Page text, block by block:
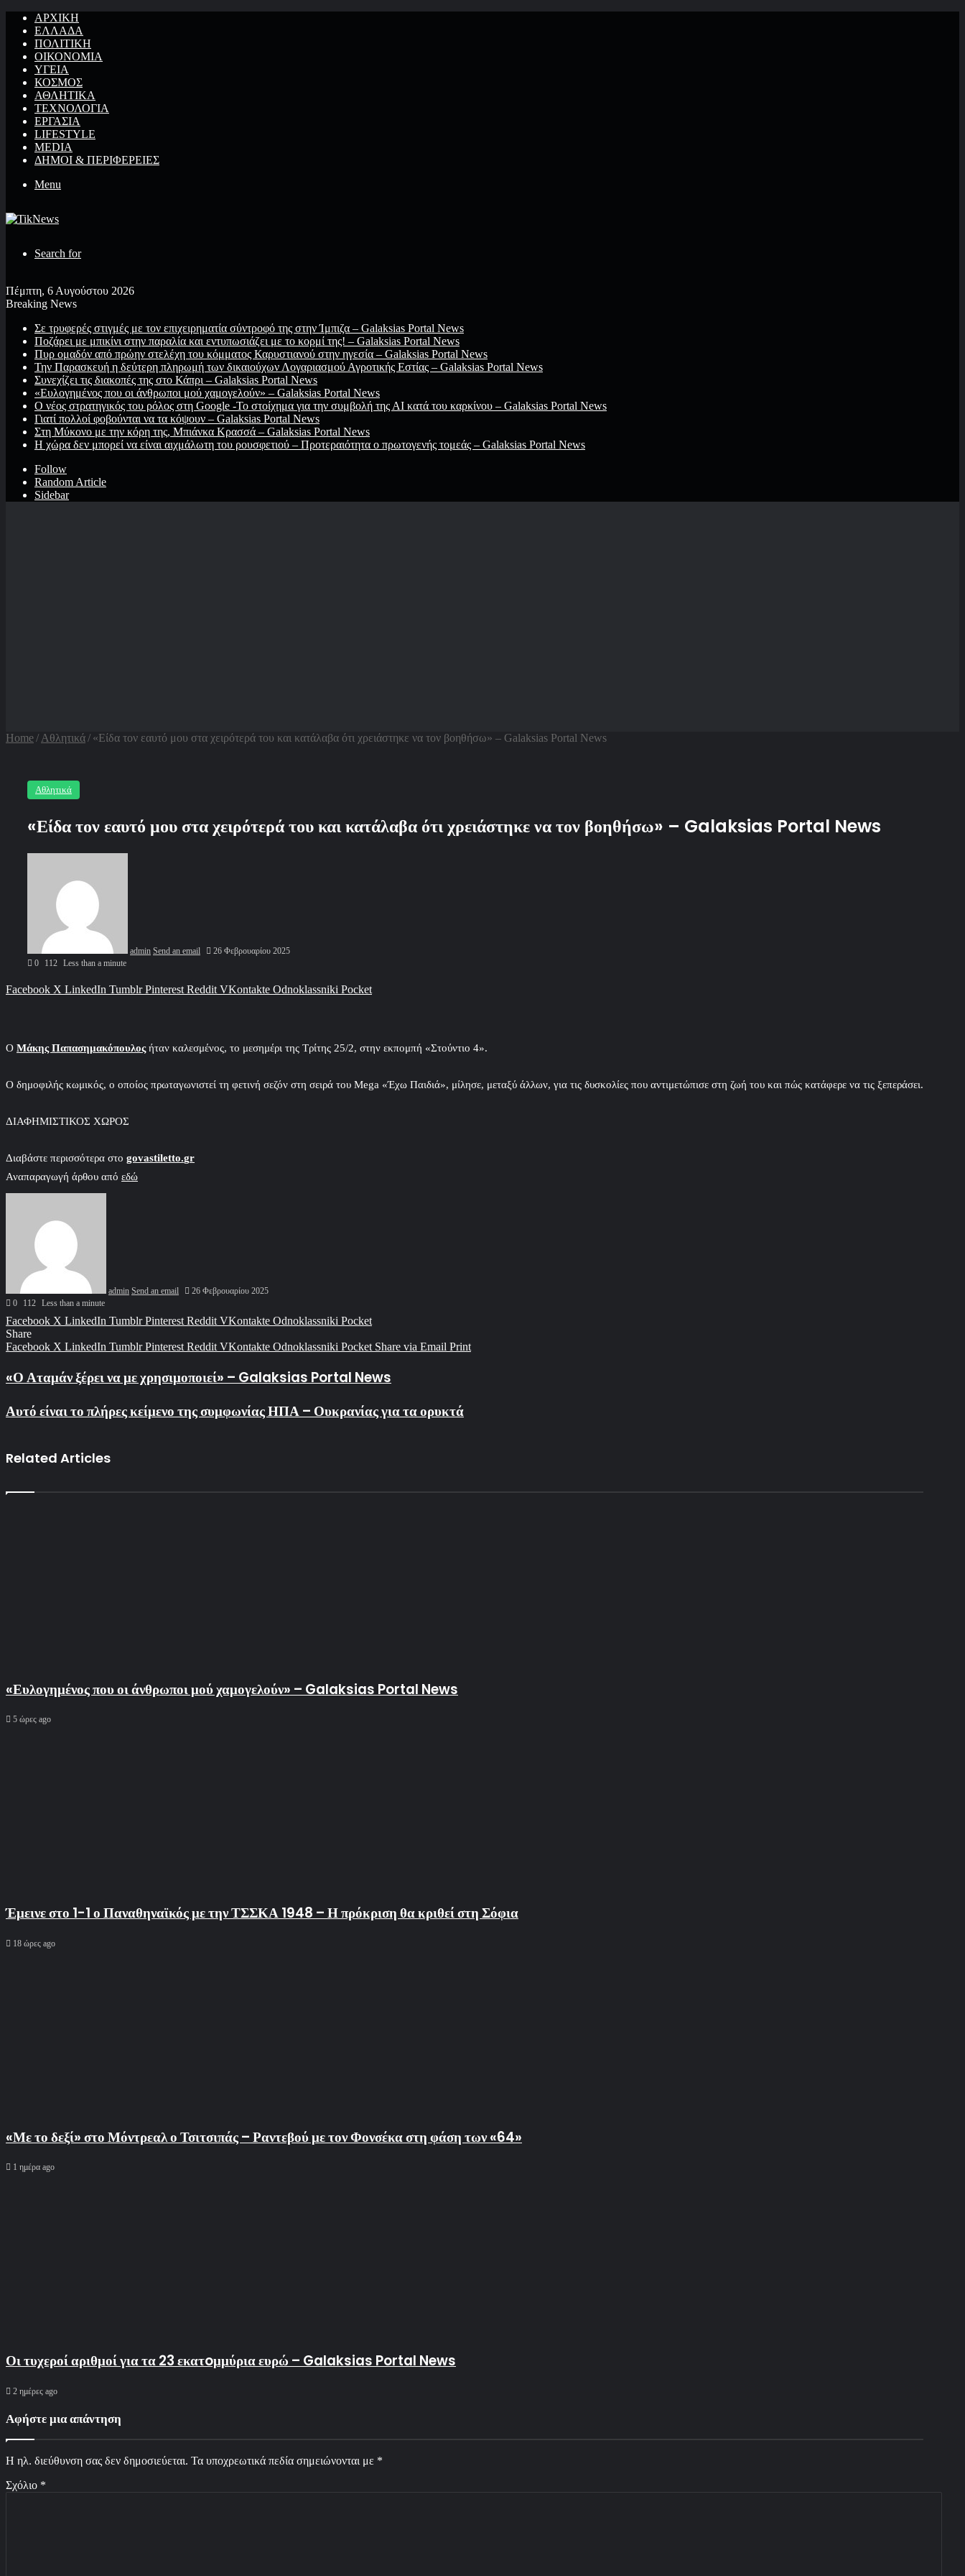
ΑΡΧΙΚΉ
ΕΛΛΆΔΑ
ΠΟΛΙΤΙΚΉ
ΟΙΚΟΝΟΜΊΑ
ΥΓΕΊΑ
ΚΌΣΜΟΣ
ΑΘΛΗΤΙΚΆ
ΤΕΧΝΟΛΟΓΙΆ
ΕΡΓΑΣΊΑ
LIFESTYLE
MEDIA
ΔΉΜΟΙ & ΠΕΡΙΦΈΡΕΙΕΣ
Menu
Search for
Πέμπτη, 6 Αυγούστου 2026
Breaking News
Σε τρυφερές στιγμές με τον επιχειρηματία σύντροφό της στην Ίμπιζα – Galaksias Portal News
Ποζάρει με μπικίνι στην παραλία και εντυπωσιάζει με το κορμί της! – Galaksias Portal News
Πυρ ομαδόν από πρώην στελέχη του κόμματος Καρυστιανού στην ηγεσία – Galaksias Portal News
Την Παρασκευή η δεύτερη πληρωμή των δικαιούχων Λογαριασμού Αγροτικής Εστίας – Galaksias Portal News
Συνεχίζει τις διακοπές της στο Κάπρι – Galaksias Portal News
«Ευλογημένος που οι άνθρωποι μού χαμογελούν» – Galaksias Portal News
O νέος στρατηγικός του ρόλος στη Google -Το στοίχημα για την συμβολή της ΑΙ κατά του καρκίνου – Galaksias Portal News
Γιατί πολλοί φοβούνται να τα κόψουν – Galaksias Portal News
Στη Μύκονο με την κόρη της, Μπιάνκα Κρασσά – Galaksias Portal News
Η χώρα δεν μπορεί να είναι αιχμάλωτη του ρουσφετιού – Προτεραιότητα ο πρωτογενής τομεάς – Galaksias Portal News
Follow
Random Article
Sidebar
Home/ Αθλητικά/ «Είδα τον εαυτό μου στα χειρότερά του και κατάλαβα ότι χρειάστηκε να τον βοηθήσω» – Galaksias Portal News
Αθλητικά
«Είδα τον εαυτό μου στα χειρότερά του και κατάλαβα ότι χρειάστηκε να τον βοηθήσω» – Galaksias Portal News
admin Send an email
26 Φεβρουαρίου 2025
0
112 Less than a minute
Facebook X LinkedIn Tumblr Pinterest Reddit VKontakte Odnoklassniki Pocket
Ο Μάκης Παπασημακόπουλοςήταν καλεσμένος, το μεσημέρι της Τρίτης 25/2, στην εκπομπή «Στούντιο 4».
Ο δημοφιλής κωμικός, ο οποίος πρωταγωνιστεί τη φετινή σεζόν στη σειρά του Mega «Έχω Παιδιά», μίλησε, μεταξύ άλλων, για τις δυσκολίες που αντιμετώπισε στη ζωή του και πώς κατάφερε να τις ξεπεράσει.
ΔΙΑΦΗΜΙΣΤΙΚΟΣ ΧΩΡΟΣ
Διαβάστε περισσότερα στο govastiletto.gr
Αναπαραγωγή άρθου από εδώ
admin Send an email
26 Φεβρουαρίου 2025
0
112 Less than a minute
Facebook X LinkedIn Tumblr Pinterest Reddit VKontakte Odnoklassniki Pocket
Share
Facebook X LinkedIn Tumblr Pinterest Reddit VKontakte Odnoklassniki Pocket Share via Email Print
«Ο Αταμάν ξέρει να με χρησιμοποιεί» – Galaksias Portal News
Αυτό είναι το πλήρες κείμενο της συμφωνίας ΗΠΑ – Ουκρανίας για τα ορυκτά
Related Articles
«Ευλογημένος που οι άνθρωποι μού χαμογελούν» – Galaksias Portal News
5 ώρες ago
Έμεινε στο 1-1 ο Παναθηναϊκός με την ΤΣΣΚΑ 1948 – Η πρόκριση θα κριθεί στη Σόφια
18 ώρες ago
«Με το δεξί» στο Μόντρεαλ ο Τσιτσιπάς – Ραντεβού με τον Φονσέκα στη φάση των «64»
1 ημέρα ago
Οι τυχεροί αριθμοί για τα 23 εκατoμμύρια ευρώ – Galaksias Portal News
2 ημέρες ago
Αφήστε μια απάντηση
Η ηλ. διεύθυνση σας δεν δημοσιεύεται. Τα υποχρεωτικά πεδία σημειώνονται με *
Σχόλιο *